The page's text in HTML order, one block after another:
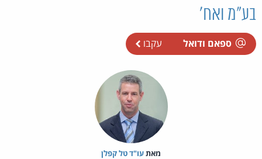
בע"מ ואח'
ספאם ודואל עקבו
מאת‏עו"ד טל קפלן